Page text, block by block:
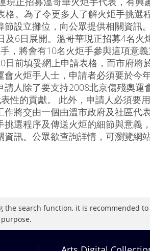
格。為了令更多人了解火炬手挑選
設立攤位，向公眾提供相關資訊
及6日展開。溫哥華現正招募4名火
，將會有10名火炬手參與這項意
前填妥網上申請表格，而市府將
火炬手人士，申請者必須要於今
人除了要支持2008北京傷殘奧運
性的貢獻。 此外，申請人必須要
將交由一個由溫市政府及社區代
選程序及傳送火炬的細節與意義
訊。公眾欲查詢詳情，可瀏覽網
search function, it is recommended